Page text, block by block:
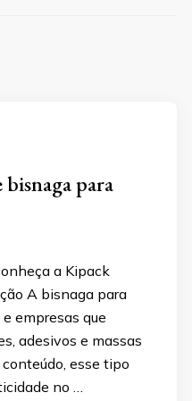
para
a Kipack
A bisnaga para
empresas que
adesivos e massas
esse tipo
no …